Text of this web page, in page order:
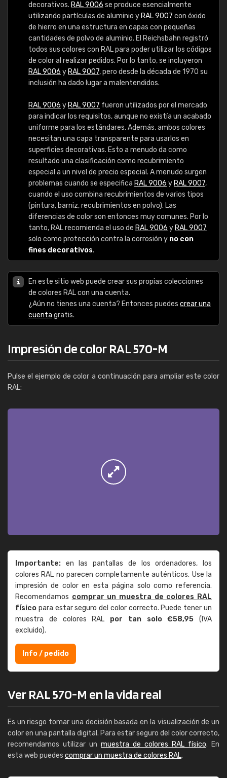
decorativos. RAL 9006 se produce esencialmente
utilizando partículas de aluminio y RAL 9007 con óxido
de hierro en una estructura en capas con pequeñas
cantidades de polvo de aluminio. El Reichsbahn registró
todos sus colores con RAL para poder utilizar los códigos
de color al realizar pedidos. Por lo tanto, se incluyeron
RAL 9006 y RAL 9007, pero desde la década de 1970 su
inclusión ha dado lugar a malentendidos.
RAL 9006 y RAL 9007 fueron utilizados por el mercado
para indicar los requisitos, aunque no existía un acabado
uniforme para los estándares. Además, ambos colores
necesitan una capa transparente para usarlos en
superficies decorativas. Esto a menudo da como
resultado una clasificación como recubrimiento
especial a un nivel de precio especial. A menudo surgen
problemas cuando se especifica RAL 9006 y RAL 9007,
cuando el uso combina recubrimientos de varios tipos
(pintura, barniz, recubrimientos en polvo). Las
diferencias de color son entonces muy comunes. Por lo
tanto, RAL recomienda el uso de RAL 9006 y RAL 9007
solo como protección contra la corrosión y no con
fines decorativos.
En este sitio web puede crear sus propias colecciones
de colores RAL con una cuenta.
¿Aún no tienes una cuenta? Entonces puedes crear una
cuenta gratis.
Impresión de color RAL 570-M
Pulse el ejemplo de color a continuación para ampliar este color
RAL:
Importante: en las pantallas de los ordenadores, los
colores RAL no parecen completamente auténticos. Use la
impresión de color en esta página solo como referencia.
Recomendamos comprar un muestra de colores RAL
físico para estar seguro del color correcto. Puede tener un
muestra de colores RAL por tan solo €58,95 (IVA
excluido).
Info / pedido
Ver RAL 570-M en la vida real
Es un riesgo tomar una decisión basada en la visualización de un
color en una pantalla digital. Para estar seguro del color correcto,
recomendamos utilizar un muestra de colores RAL físico. En
esta web puedes comprar un muestra de colores RAL.